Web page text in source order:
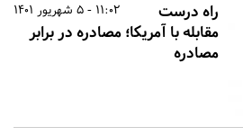
11:02 - 5 شهریور 1401
راه درست
مقابله با آمریکا؛ مصادره در برابر
مصادره